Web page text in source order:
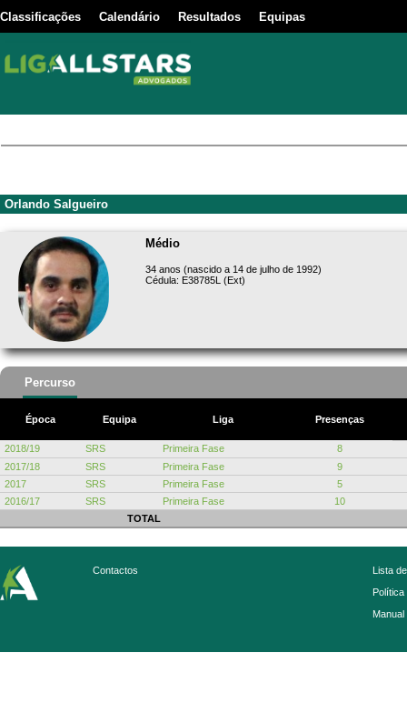
Classificações Calendário Resultados Equipas
Orlando Salgueiro
Médio
34 anos (nascido a 14 de julho de 1992)
Cédula: E38785L (Ext)
Percurso
Época Equipa Liga Presenças
2018/19 SRS Primeira Fase
8
2017/18
SRS Primeira Fase
9
2017
SRS Primeira Fase
5
2016/17
SRS Primeira Fase
10
TOTAL
Contactos
Lista
Política